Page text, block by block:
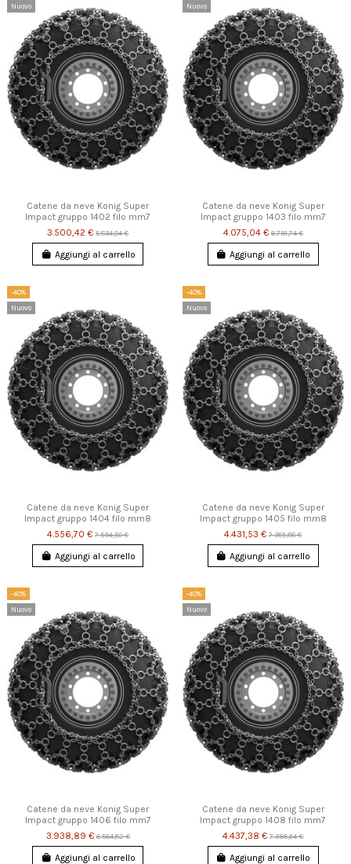
Nuovo
Catene da neve Konig Super
Impact gruppo 1402 filo mm7
3.500,42 €5.834,04 €
Aggiungi al carrello
Nuovo
Catene da neve Konig Super
Impact gruppo 1403 filo mm7
4.075,04 €6.791,74 €
Aggiungi al carrello
-40%
Nuovo
Catene da neve Konig Super
Impact gruppo 1404 filo mm8
4.556,70 €7.594,50 €
Aggiungi al carrello
-40%
Nuovo
Catene da neve Konig Super
Impact gruppo 1405 filo mm8
4.431,53 €7.385,88 €
Aggiungi al carrello
-40%
Nuovo
Catene da neve Konig Super
Impact gruppo 1406 filo mm7
3.938,89 €6.564,82 €
Aggiungi al carrello
-40%
Nuovo
Catene da neve Konig Super
Impact gruppo 1408 filo mm7
4.437,38 €7.395,64 €
Aggiungi al carrello